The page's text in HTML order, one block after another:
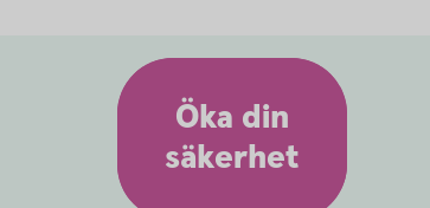
Öka din
säkerhet